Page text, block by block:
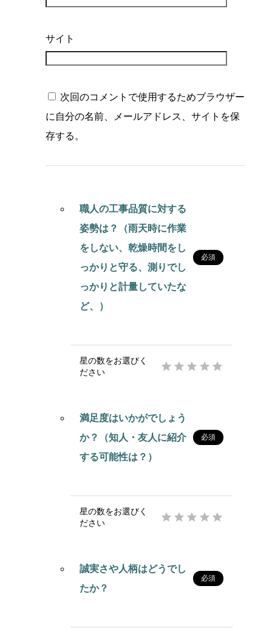
サイト
次回のコメントで使用するためブラウザー
に自分の名前、メールアドレス、サイトを保
存する。
職人の工事品質に対する
姿勢は？（雨天時に作業
をしない、乾燥時間をし
っかりと守る、測りでし
っかりと計量していたな
ど、）
必須
星の数をお選びく
ださい
    
満足度はいかがでしょう
か？（知人・友人に紹介
する可能性は？）
必須
星の数をお選びく
ださい
    
誠実さや人柄はどうでし
たか？
必須